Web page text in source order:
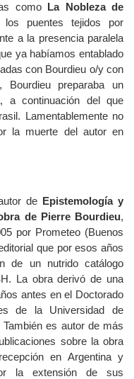
como La Nobleza de
puentes tejidos por
a la presencia paralela
ya habíamos entablado
con Bourdieu o/y con
Bourdieu preparaba un
a continuación del que
Lamentablemente no
la muerte del autor en
de Epistemología y
de Pierre Bourdieu,
por Prometeo (Buenos
que por esos años
de un nutrido catálogo
La obra derivó de una
antes en el Doctorado
de la Universidad de
es autor de más
sobre la obra
en Argentina y
la extensión de sus